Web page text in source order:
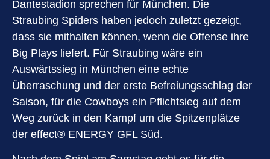
Dantestadion sprechen für München. Die
Straubing Spiders haben jedoch zuletzt gezeigt,
dass sie mithalten können, wenn die Offense ihre
Big Plays liefert. Für Straubing wäre ein
Auswärtssieg in München eine echte
Überraschung und der erste Befreiungsschlag der
Saison, für die Cowboys ein Pflichtsieg auf dem
Weg zurück in den Kampf um die Spitzenplätze
der effect®️ ENERGY GFL Süd.